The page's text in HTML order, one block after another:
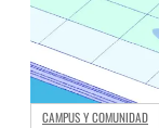
CAMPUS Y COMUNIDAD